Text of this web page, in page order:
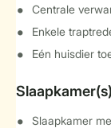
Centrale
Enkele
Eén huisdier
Slaapkamer(s)
Slaapkamer